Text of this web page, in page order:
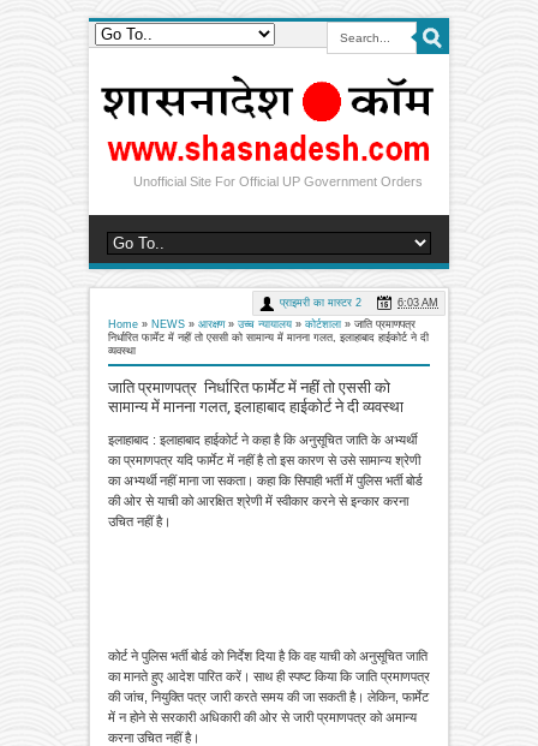
Unofficial Site For Official UP Government Orders
Home » NEWS » आरक्षण» उच्च न्यायालय » कोर्टशाला » जाति प्रमाणपत्र
निर्धारित फार्मेट में नहीं तो एससी को सामान्य में मानना गलत, इलाहाबाद हाईकोर्ट ने दी
व्यवस्था
जाति प्रमाणपत्र निर्धारित फार्मेट में नहीं तो एससी को
सामान्य में मानना गलत, इलाहाबाद हाईकोर्ट ने दी व्यवस्था
प्राइमरी का मास्टर 2 6:03 AM
इलाहाबाद : इलाहाबाद हाईकोर्ट ने कहा है कि अनुसूचित जाति के अभ्यर्थी
का प्रमाणपत्र यदि फार्मेट में नहीं है तो इस कारण से उसे सामान्य श्रेणी
का अभ्यर्थी नहीं माना जा सकता। कहा कि सिपाही भर्ती में पुलिस भर्ती बोर्ड
की ओर से याची को आरक्षित श्रेणी में स्वीकार करने से इन्कार करना
उचित नहीं है।
कोर्ट ने पुलिस भर्ती बोर्ड को निर्देश दिया है कि वह याची को अनुसूचित जाति
का मानते हुए आदेश पारित करें। साथ ही स्पष्ट किया कि जाति प्रमाणपत्र
की जांच, नियुक्ति पत्र जारी करते समय की जा सकती है। लेकिन, फार्मेट
में न होने से सरकारी अधिकारी की ओर से जारी प्रमाणपत्र को अमान्य
करना उचित नहीं है।